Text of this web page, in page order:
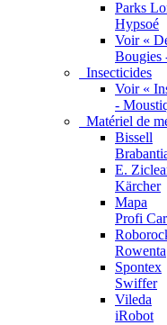
Parks
Hypsoé
Voir «
Bougies
Insecticides
Voir «
-
Matériel de
Bissell
E.
Kärcher
Mapa
Profi
Rowenta
Spontex
Swiffer
Vileda
iRobot